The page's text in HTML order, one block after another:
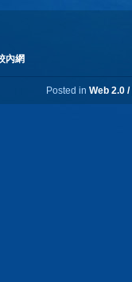
內網
Posted in Web 2.0 /|